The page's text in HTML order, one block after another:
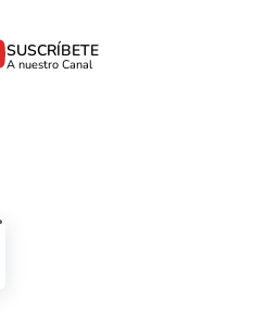
SUSCRÍBETE
A nuestro Canal